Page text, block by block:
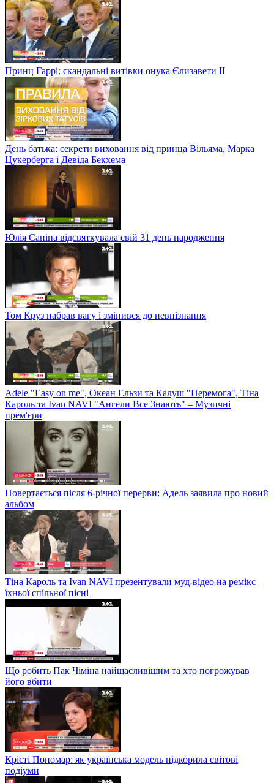
Принц Гаррі: скандальні витівки онука Єлизавети II
День батька: секрети виховання від принца Вільяма, Марка
Цукерберга і Девіда Бекхема
Юлія Саніна відсвяткувала свій 31 день народження
Том Круз набрав вагу і змінився до невпізнання
Adele "Easy on me", Океан Ельзи та Калуш "Перемога", Тіна
Кароль та Ivan NAVI "Ангели Все Знають" – Музичні
прем'єри
Повертається після 6-річної перерви: Адель заявила про новий
альбом
Тіна Кароль та Ivan NAVI презентували муд-відео на ремікс
їхньої спільної пісні
Що робить Пак Чіміна найщасливішим та хто погрожував
його вбити
Крісті Пономар: як українська модель підкорила світові
подіуми